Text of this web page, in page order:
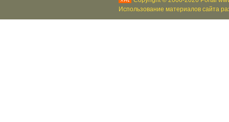
Использование материалов сайта